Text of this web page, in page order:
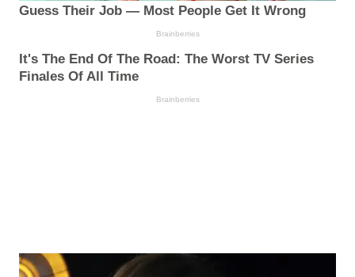
Guess Their Job — Most People Get It Wrong
Brainberries
It's The End Of The Road: The Worst TV Series
Finales Of All Time
Brainberries